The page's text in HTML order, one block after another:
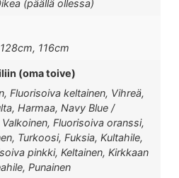
(päällä ollessa)
116cm
(oma toive)
Fluorisoiva keltainen, Vihreä,
Harmaa, Navy Blue /
Fluorisoiva oranssi,
Turkoosi, Fuksia, Kultahile,
pinkki, Keltainen, Kirkkaan
Punainen